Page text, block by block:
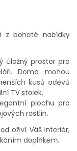
z bohaté nabídky
úložný prostor pro
Doma mohou
kusů oděvů
TV stolek.
plochu pro
rostlin.
oživí Váš interiér,
doplňkem.